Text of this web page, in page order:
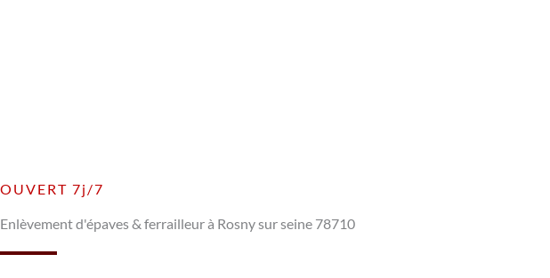
OUVERT 7j/7
Enlèvement d'épaves & ferrailleur à Rosny sur seine 78710